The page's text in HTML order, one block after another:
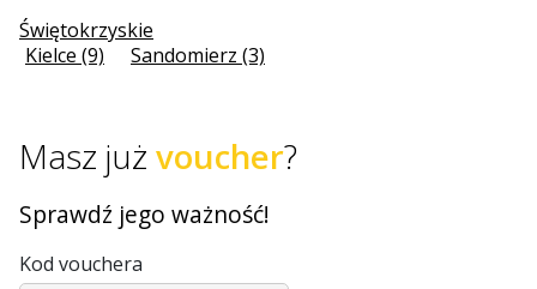
Świętokrzyskie
Kielce (9)
Sandomierz (3)
Masz już voucher?
Sprawdź jego ważność!
Kod vouchera